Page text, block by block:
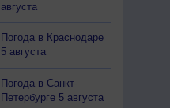
августа
Погода в Краснодаре
5 августа
Погода в Санкт-
Петербурге 5 августа